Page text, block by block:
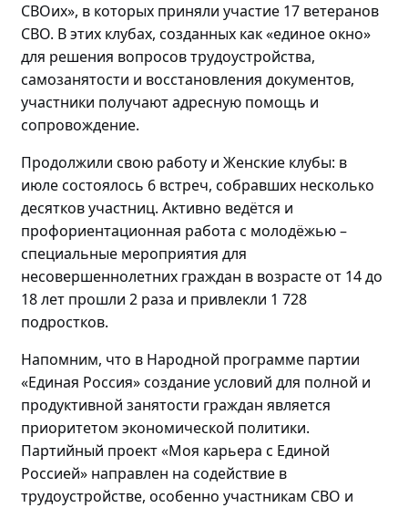
СВОих», в которых приняли участие 17 ветеранов
СВО. В этих клубах, созданных как «единое окно»
для решения вопросов трудоустройства,
самозанятости и восстановления документов,
участники получают адресную помощь и
сопровождение.
Продолжили свою работу и Женские клубы: в
июле состоялось 6 встреч, собравших несколько
десятков участниц. Активно ведётся и
профориентационная работа с молодёжью–
специальные мероприятия для
несовершеннолетних граждан в возрасте от 14 до
18 лет прошли 2 раза и привлекли 1 728
подростков.
Напомним, что в Народной программе партии
«Единая Россия» создание условий для полной и
продуктивной занятости граждан является
приоритетом экономической политики.
Партийный проект «Моя карьера с Единой
Россией» направлен на содействие в
трудоустройстве, особенно участникам СВО и